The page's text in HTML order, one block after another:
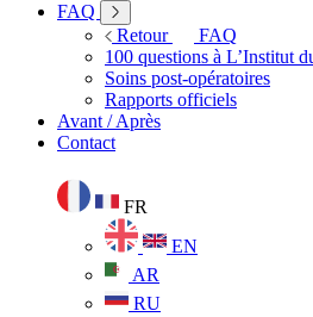
FAQ
Retour
FAQ
100 questions à L’Institut
Soins post-opératoires
Rapports officiels
Avant / Après
Contact
FR
EN
AR
RU